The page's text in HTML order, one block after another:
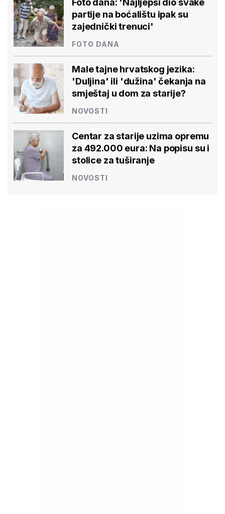
Foto dana: 'Najljepši dio svake
partije na boćalištu ipak su
zajednički trenuci'
FOTO DANA
Male tajne hrvatskog jezika:
'Duljina' ili 'dužina' čekanja na
smještaj u dom za starije?
NOVOSTI
Centar za starije uzima opremu
za 492.000 eura: Na popisu su i
stolice za tuširanje
NOVOSTI